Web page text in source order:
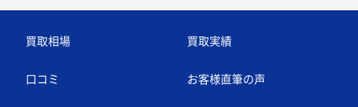
買取相場 買取実績
口コミ お客様直筆の声